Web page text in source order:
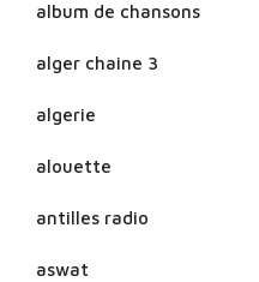
album de chansons
alger chaine 3
algerie
alouette
antilles radio
aswat